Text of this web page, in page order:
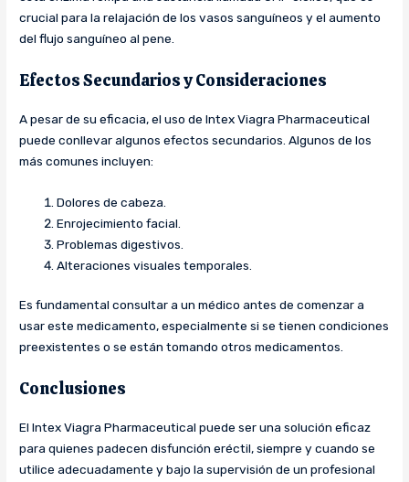
crucial para la relajación de los vasos sanguíneos y el aumento
del flujo sanguíneo al pene.
Efectos Secundarios y Consideraciones
A pesar de su eficacia, el uso de Intex Viagra Pharmaceutical
puede conllevar algunos efectos secundarios. Algunos de los
más comunes incluyen:
Dolores de cabeza.
Enrojecimiento facial.
Problemas digestivos.
Alteraciones visuales temporales.
Es fundamental consultar a un médico antes de comenzar a
usar este medicamento, especialmente si se tienen condiciones
preexistentes o se están tomando otros medicamentos.
Conclusiones
El Intex Viagra Pharmaceutical puede ser una solución eficaz
para quienes padecen disfunción eréctil, siempre y cuando se
utilice adecuadamente y bajo la supervisión de un profesional